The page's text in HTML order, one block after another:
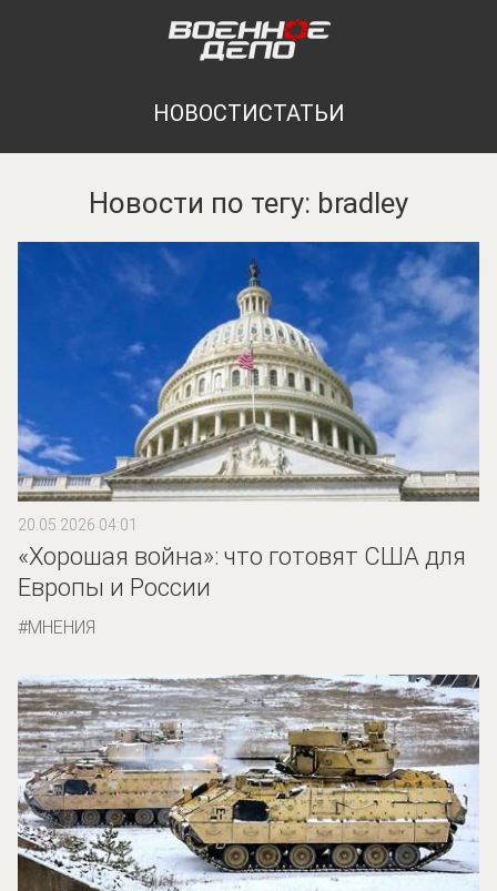
НОВОСТИСТАТЬИ
Новости по тегу: bradley
20.05.2026 04:01
«Хорошая война»: что готовят США для
Европы и России
МНЕНИЯ